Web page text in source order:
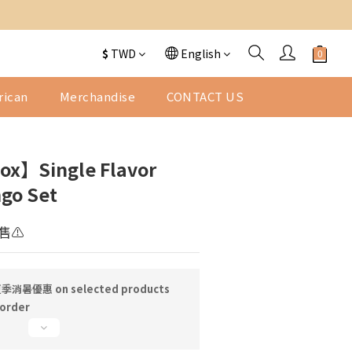
$ TWD English
Merchandise CONTACT US
】Single Flavor
Set
⚠️
季消暑優惠 on selected products
order
BUY NOW